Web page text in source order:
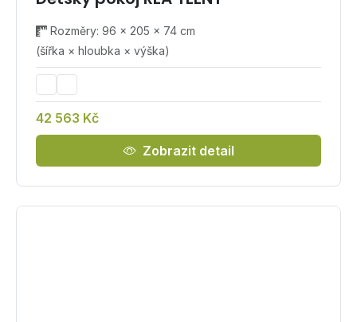
Rozměry: 96 × 205 × 74 cm
(šířka × hloubka × výška)
42 563 Kč
Zobrazit detail